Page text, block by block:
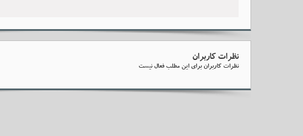
نظرات کاربران
نظرات کاربران برای این مطلب فعال نیست